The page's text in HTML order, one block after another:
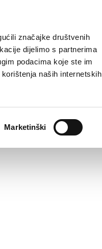
značajke društvenih
dijelimo s partnerima
podacima koje ste im
naših internetskih
Marketinški